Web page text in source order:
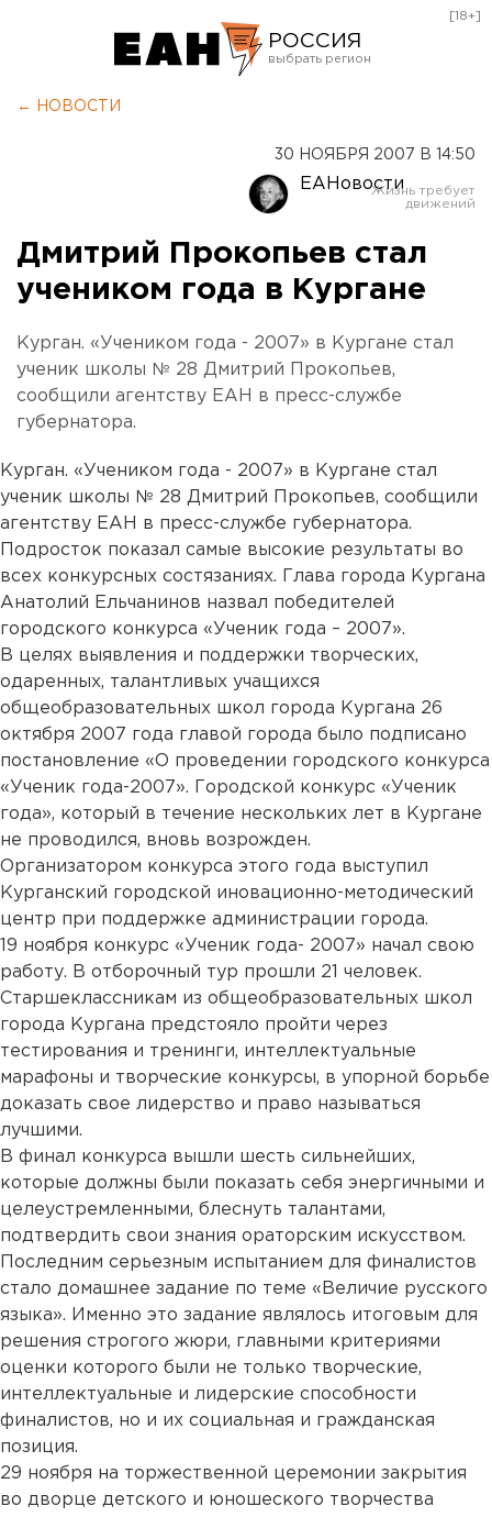
РОССИЯ
Оренбург
[18+]
← НОВОСТИ
30 НОЯБРЯ 2007 В 14:50
ЕАНовости
Дмитрий Прокопьев стал
учеником года в Кургане
Курган. «Учеником года - 2007» в Кургане стал
ученик школы № 28 Дмитрий Прокопьев,
сообщили агентству ЕАН в пресс-службе
губернатора.
Курган. «Учеником года - 2007» в Кургане стал
ученик школы № 28 Дмитрий Прокопьев, сообщили
агентству ЕАН в пресс-службе губернатора.
Подросток показал самые высокие результаты во
всех конкурсных состязаниях. Глава города Кургана
Анатолий Ельчанинов назвал победителей
городского конкурса «Ученик года – 2007».
В целях выявления и поддержки творческих,
одаренных, талантливых учащихся
общеобразовательных школ города Кургана 26
октября 2007 года главой города было подписано
постановление «О проведении городского конкурса
«Ученик года-2007». Городской конкурс «Ученик
года», который в течение нескольких лет в Кургане
не проводился, вновь возрожден.
Организатором конкурса этого года выступил
Курганский городской иновационно-методический
центр при поддержке администрации города.
19 ноября конкурс «Ученик года- 2007» начал свою
работу. В отборочный тур прошли 21 человек.
Старшеклассникам из общеобразовательных школ
города Кургана предстояло пройти через
тестирования и тренинги, интеллектуальные
марафоны и творческие конкурсы, в упорной борьбе
доказать свое лидерство и право называться
лучшими.
В финал конкурса вышли шесть сильнейших,
которые должны были показать себя энергичными и
целеустремленными, блеснуть талантами,
подтвердить свои знания ораторским искусством.
Последним серьезным испытанием для финалистов
стало домашнее задание по теме «Величие русского
языка». Именно это задание являлось итоговым для
решения строгого жюри, главными критериями
оценки которого были не только творческие,
интеллектуальные и лидерские способности
финалистов, но и их социальная и гражданская
позиция.
29 ноября на торжественной церемонии закрытия
во дворце детского и юношеского творчества